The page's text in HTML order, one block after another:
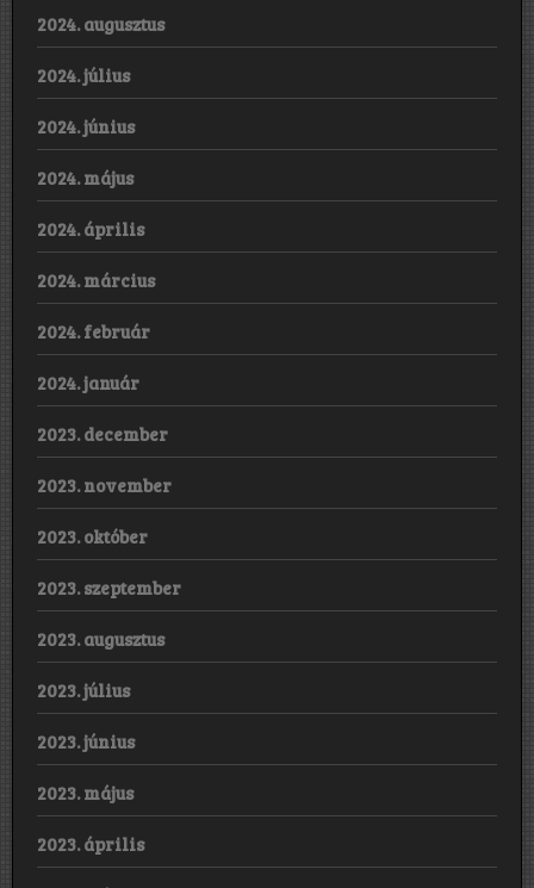
2024. augusztus
2024. július
2024. június
2024. május
2024. április
2024. március
2024. február
2024. január
2023. december
2023. november
2023. október
2023. szeptember
2023. augusztus
2023. július
2023. június
2023. május
2023. április